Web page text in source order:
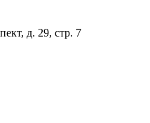
д. 29, стр. 7